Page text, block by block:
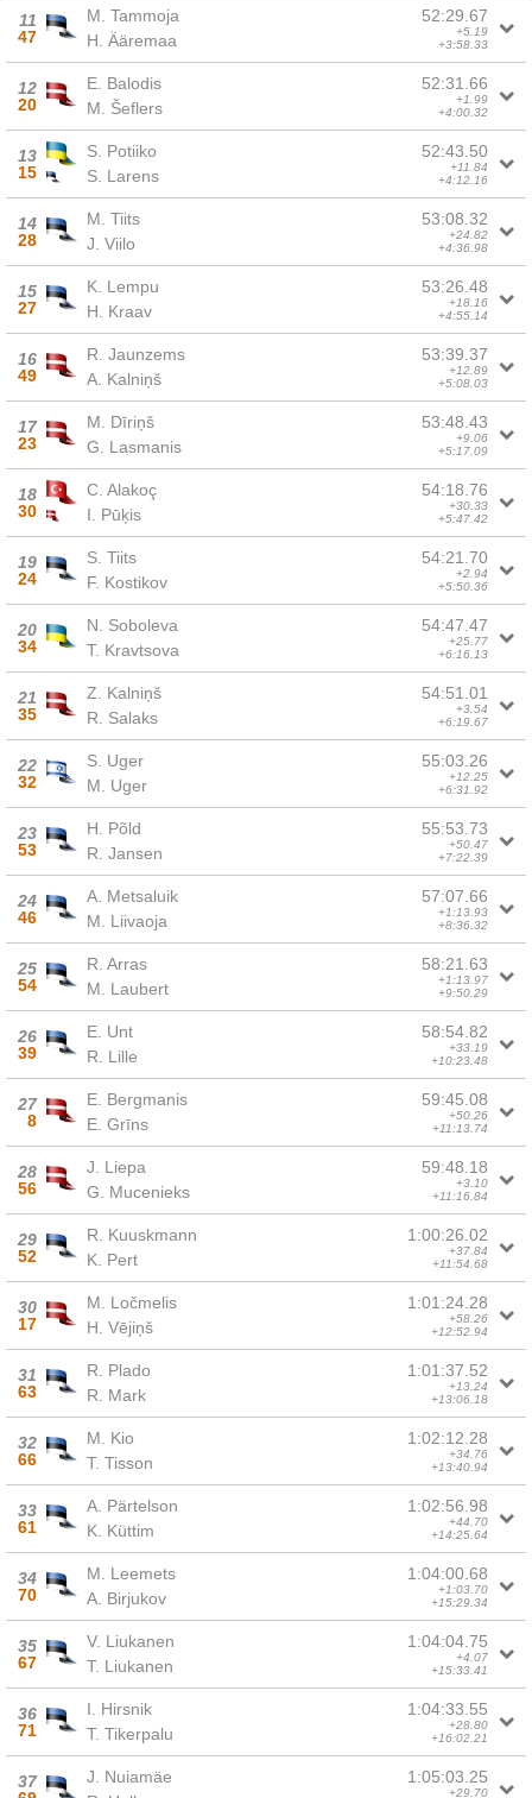
11
47
M. Tammoja
H. Ääremaa
52:29.67
+5.19
+3:58.33
12
20
E. Balodis
M. Šeflers
52:31.66
+1.99
+4:00.32
13
15
S. Potiiko
S. Larens
52:43.50
+11.84
+4:12.16
14
28
M. Tiits
J. Viilo
53:08.32
+24.82
+4:36.98
15
27
K. Lempu
H. Kraav
53:26.48
+18.16
+4:55.14
16
49
R. Jaunzems
A. Kalniņš
53:39.37
+12.89
+5:08.03
17
23
M. Dīriņš
G. Lasmanis
53:48.43
+9.06
+5:17.09
18
30
C. Alakoç
I. Pūķis
54:18.76
+30.33
+5:47.42
19
24
S. Tiits
F. Kostikov
54:21.70
+2.94
+5:50.36
20
34
N. Soboleva
T. Kravtsova
54:47.47
+25.77
+6:16.13
21
35
Z. Kalniņš
R. Salaks
54:51.01
+3.54
+6:19.67
22
32
S. Uger
M. Uger
55:03.26
+12.25
+6:31.92
23
53
H. Põld
R. Jansen
55:53.73
+50.47
+7:22.39
24
46
A. Metsaluik
M. Liivaoja
57:07.66
+1:13.93
+8:36.32
25
54
R. Arras
M. Laubert
58:21.63
+1:13.97
+9:50.29
26
39
E. Unt
R. Lille
58:54.82
+33.19
+10:23.48
27
8
E. Bergmanis
E. Grīns
59:45.08
+50.26
+11:13.74
28
56
J. Liepa
G. Mucenieks
59:48.18
+3.10
+11:16.84
29
52
R. Kuuskmann
K. Pert
1:00:26.02
+37.84
+11:54.68
30
17
M. Ločmelis
H. Vējiņš
1:01:24.28
+58.26
+12:52.94
31
63
R. Plado
R. Mark
1:01:37.52
+13.24
+13:06.18
32
66
M. Kio
T. Tisson
1:02:12.28
+34.76
+13:40.94
33
61
A. Pärtelson
K. Küttim
1:02:56.98
+44.70
+14:25.64
34
70
M. Leemets
A. Birjukov
1:04:00.68
+1:03.70
+15:29.34
35
67
V. Liukanen
T. Liukanen
1:04:04.75
+4.07
+15:33.41
36
71
I. Hirsnik
T. Tikerpalu
1:04:33.55
+28.80
+16:02.21
37
J. Nuiamäe
1:05:03.25
+29.70